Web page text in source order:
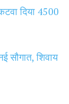
दिया 4500
सौगात, शिवाय